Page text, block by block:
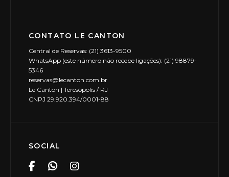
CONTATO LE CANTON
Central de Reservas: (21) 3613-9500
WhatsApp (este número não recebe ligações): (21) 98879-
5346
reservas@lecanton.com.br
Le Canton | Teresópolis / RJ
CNPJ 29.920.394/0001-88
SOCIAL